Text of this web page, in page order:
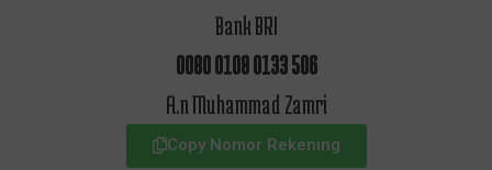
Bank BRI
0080 0108 0133 506
A.n Muhammad Zamri
Copy Nomor Rekening